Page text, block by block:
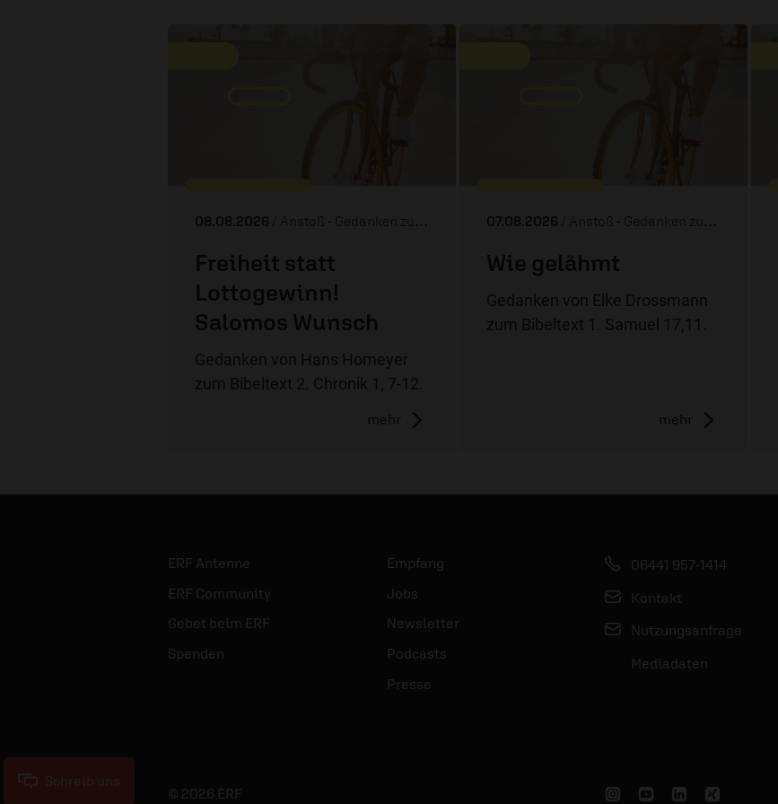
08.08.2026 / Anstoß - Gedanken zum Tag
Freiheit statt
Lottogewinn!
Salomos Wunsch
Gedanken von Hans Homeyer
zum Bibeltext 2. Chronik 1, 7-12.
mehr
07.08.2026 / Anstoß - Gedanken zum Tag
Wie gelähmt
Gedanken von Elke Drossmann
zum Bibeltext 1. Samuel 17,11.
mehr
ERF Antenne
ERF Community
Gebet beim ERF
Spenden
Empfang
Jobs
Newsletter
Podcasts
Presse
06441 957-1414
Kontakt
Nutzungsanfrage
Mediadaten
© 2026 ERF